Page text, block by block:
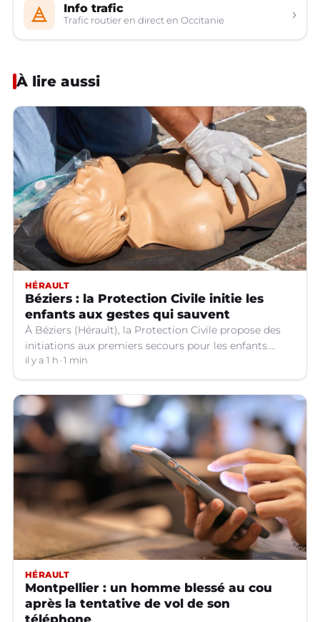
Info trafic
Trafic routier en direct en Occitanie ›
À lire aussi
HÉRAULT
Béziers : la Protection Civile initie les
enfants aux gestes qui sauvent
À Béziers (Hérault), la Protection Civile propose des
initiations aux premiers secours pour les enfants.
Voici ce qu'il faut savoir.
il y a 1 h 1 min
HÉRAULT
Montpellier : un homme blessé au cou
après la tentative de vol de son
téléphone